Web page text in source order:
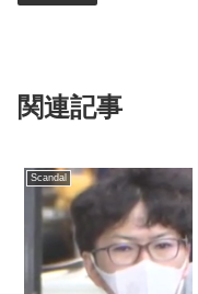
関連記事
Scandal